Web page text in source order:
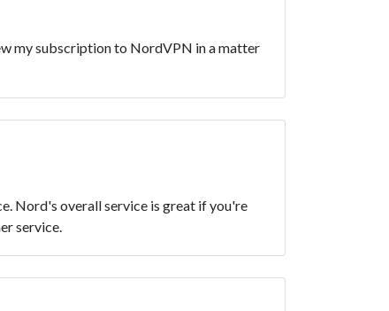
my subscription to NordVPN in a matter
Nord's overall service is great if you're
service.